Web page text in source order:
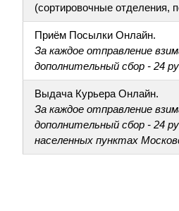
(сортировочные отделения,
Приём Посылки Онлайн.
За каждое отправление
дополнительный сбор - 24
Выдача Курьера Онлайн.
За каждое отправление
дополнительный сбор - 24
населенных пунктах